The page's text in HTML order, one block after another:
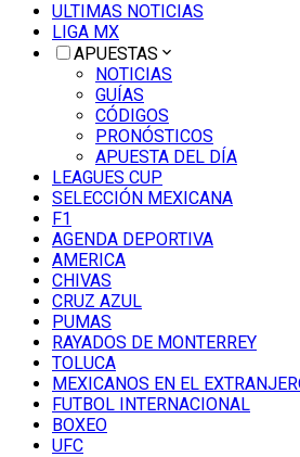
ULTIMAS NOTICIAS
LIGA MX
APUESTAS
NOTICIAS
GUÍAS
CÓDIGOS
PRONÓSTICOS
APUESTA DEL DÍA
LEAGUES CUP
SELECCIÓN MEXICANA
F1
AGENDA DEPORTIVA
AMERICA
CHIVAS
CRUZ AZUL
PUMAS
RAYADOS DE MONTERREY
TOLUCA
MEXICANOS EN EL
FUTBOL INTERNACIONAL
BOXEO
UFC